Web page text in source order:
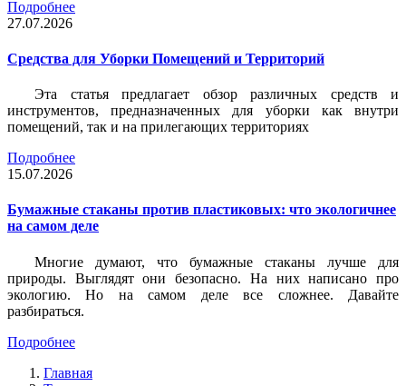
Подробнее
27.07.2026
Средства для Уборки Помещений и Территорий
Эта статья предлагает обзор различных средств и
инструментов, предназначенных для уборки как внутри
помещений, так и на прилегающих территориях
Подробнее
15.07.2026
Бумажные стаканы против пластиковых: что экологичнее
на самом деле
Многие думают, что бумажные стаканы лучше для
природы. Выглядят они безопасно. На них написано про
экологию. Но на самом деле все сложнее. Давайте
разбираться.
Подробнее
Главная